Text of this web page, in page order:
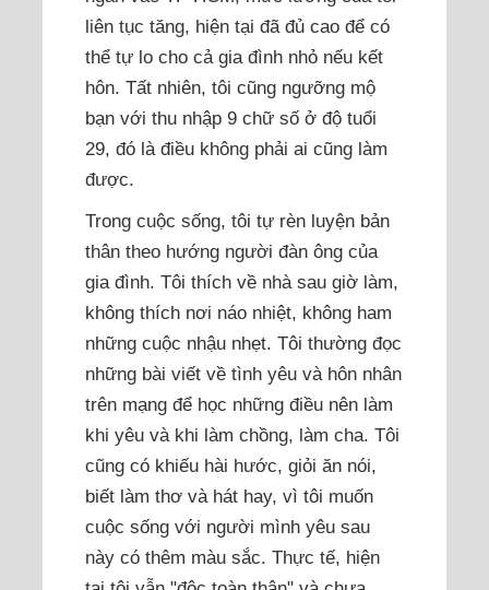
liên tục tăng, hiện tại đã đủ cao để có
thể tự lo cho cả gia đình nhỏ nếu kết
hôn. Tất nhiên, tôi cũng ngưỡng mộ
bạn với thu nhập 9 chữ số ở độ tuổi
29, đó là điều không phải ai cũng làm
được.
Trong cuộc sống, tôi tự rèn luyện bản
thân theo hướng người đàn ông của
gia đình. Tôi thích về nhà sau giờ làm,
không thích nơi náo nhiệt, không ham
những cuộc nhậu nhẹt. Tôi thường đọc
những bài viết về tình yêu và hôn nhân
trên mạng để học những điều nên làm
khi yêu và khi làm chồng, làm cha. Tôi
cũng có khiếu hài hước, giỏi ăn nói,
biết làm thơ và hát hay, vì tôi muốn
cuộc sống với người mình yêu sau
này có thêm màu sắc. Thực tế, hiện